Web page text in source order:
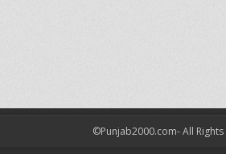
©Punjab2000.com- All Rights